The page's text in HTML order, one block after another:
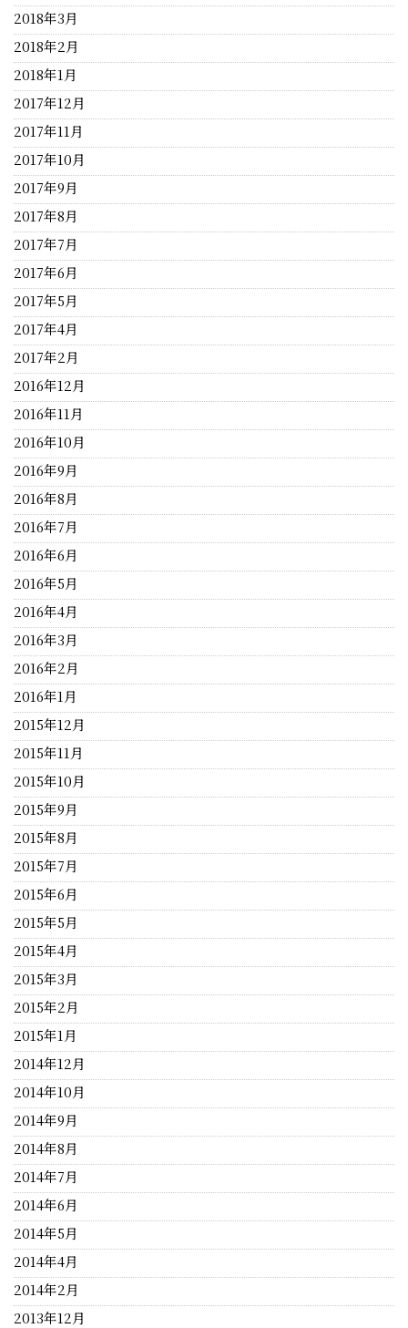
2018年3月
2018年2月
2018年1月
2017年12月
2017年11月
2017年10月
2017年9月
2017年8月
2017年7月
2017年6月
2017年5月
2017年4月
2017年2月
2016年12月
2016年11月
2016年10月
2016年9月
2016年8月
2016年7月
2016年6月
2016年5月
2016年4月
2016年3月
2016年2月
2016年1月
2015年12月
2015年11月
2015年10月
2015年9月
2015年8月
2015年7月
2015年6月
2015年5月
2015年4月
2015年3月
2015年2月
2015年1月
2014年12月
2014年10月
2014年9月
2014年8月
2014年7月
2014年6月
2014年5月
2014年4月
2014年2月
2013年12月